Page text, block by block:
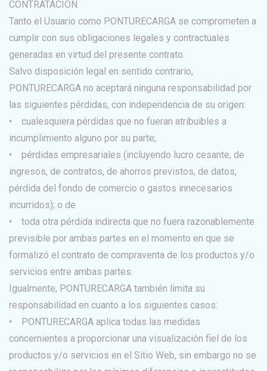
CONTRATACIÓN
Tanto el Usuario como PONTURECARGA se comprometen a
cumplir con sus obligaciones legales y contractuales
generadas en virtud del presente contrato.
Salvo disposición legal en sentido contrario,
PONTURECARGA no aceptará ninguna responsabilidad por
las siguientes pérdidas, con independencia de su origen:
• cualesquiera pérdidas que no fueran atribuibles a
incumplimiento alguno por su parte;
• pérdidas empresariales (incluyendo lucro cesante, de
ingresos, de contratos, de ahorros previstos, de datos,
pérdida del fondo de comercio o gastos innecesarios
incurridos); o de
• toda otra pérdida indirecta que no fuera razonablemente
previsible por ambas partes en el momento en que se
formalizó el contrato de compraventa de los productos y/o
servicios entre ambas partes.
Igualmente, PONTURECARGA también limita su
responsabilidad en cuanto a los siguientes casos:
• PONTURECARGA aplica todas las medidas
concernientes a proporcionar una visualización fiel de los
productos y/o servicios en el Sitio Web, sin embargo no se